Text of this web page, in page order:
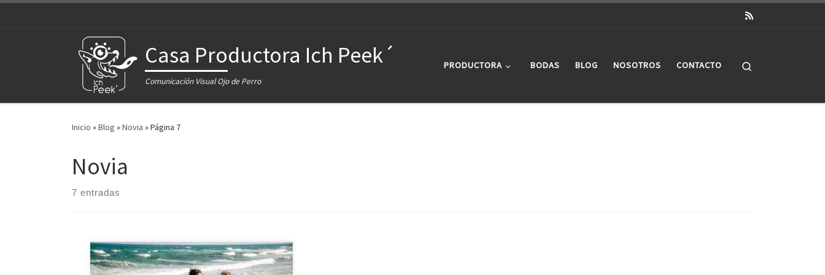
Casa Productora Ich Peek´
Comunicación Visual Ojo de Perro
PRODUCTORA BODAS BLOG NOSOTROS CONTACTO
Inicio »Blog »Novia »Página 7
Novia
7 entradas
Estas fotos forman parte del trabajo que